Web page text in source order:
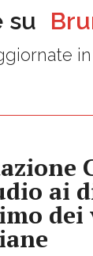
su
ai